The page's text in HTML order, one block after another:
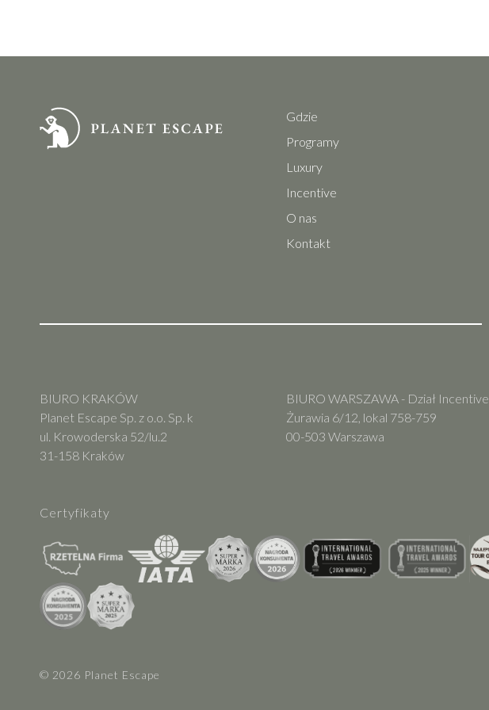
Gdzie
Programy
Luxury
Incentive
O nas
Kontakt
BIURO KRAKÓW
Planet Escape Sp. z o.o. Sp. k
ul. Krowoderska 52/lu.2
31-158 Kraków
BIURO WARSZAWA - Dział Incentive
Żurawia 6/12, lokal 758-759
00-503 Warszawa
Certyfikaty
© 2026 Planet Escape